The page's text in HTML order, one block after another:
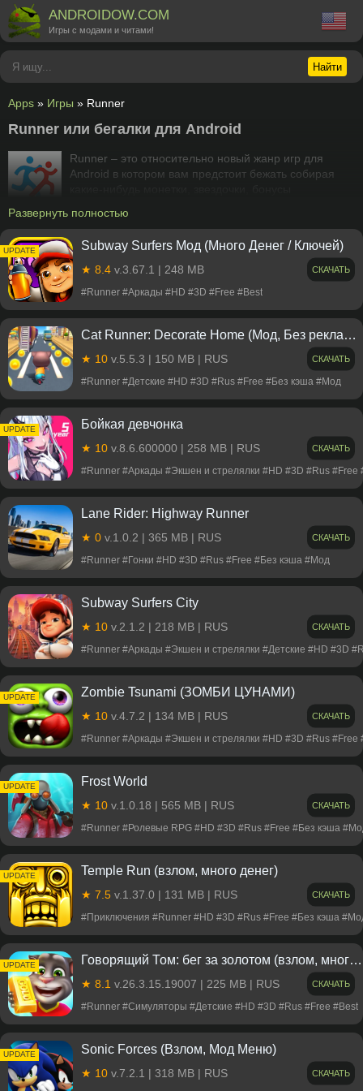
ANDROIDOW.COM
Игры с модами и читами!
Найти
Apps » Игры » Runner
Runner или бегалки для Android
Runner – это относительно новый жанр игр для
Android в котором вам предстоит бежать собирая
поворотов. В таких играх главная цель дойти до финиша
собрав максимальное число очков, а в некоторых и успеть
вовремя. Бесплатно скачать игры Runner вы можете ниже в
каталоге.
Развернуть полностью
Subway Surfers Мод (Много Денег / Ключей)
★ 8.4 v.3.67.1 | 248 MB
#Runner #Аркады #HD #3D #Free #Best
UPDATE
СКАЧАТЬ
Cat Runner: Decorate Home (Мод, Без рекламы)
★ 10 v.5.5.3 | 150 MB | RUS
#Runner #Детские #HD #3D #Rus #Free #Без кэша #Мод
СКАЧАТЬ
Бойкая девчонка
★ 10 v.8.6.600000 | 258 MB | RUS
#Runner #Аркады #Экшен и стрелялки #HD #3D #Rus
UPDATE
СКАЧАТЬ
Lane Rider: Highway Runner
★ 0 v.1.0.2 | 365 MB | RUS
#Runner #Гонки #HD #3D #Rus #Free #Без кэша #Мод
СКАЧАТЬ
Subway Surfers City
★ 10 v.2.1.2 | 218 MB | RUS
#Runner #Аркады #Экшен и стрелялки #Детские #HD #3D
СКАЧАТЬ
Zombie Tsunami (ЗОМБИ ЦУНАМИ)
★ 10 v.4.7.2 | 134 MB | RUS
#Runner #Аркады #Экшен и стрелялки #HD #3D #Rus
UPDATE
СКАЧАТЬ
Frost World
★ 10 v.1.0.18 | 565 MB | RUS
#Runner #Ролевые RPG #HD #3D #Rus #Free #Без кэша
UPDATE
СКАЧАТЬ
Temple Run (взлом, много денег)
★ 7.5 v.1.37.0 | 131 MB | RUS
#Приключения #Runner #HD #3D #Rus #Free #Без кэша
UPDATE
СКАЧАТЬ
Говорящий Том: бег за золотом (взлом, много денег)
★ 8.1 v.26.3.15.19007 | 225 MB | RUS
#Runner #Симуляторы #Детские #HD #3D #Rus #Free #Best
UPDATE
СКАЧАТЬ
Sonic Forces (Взлом, Мод Меню)
★ 10 v.7.2.1 | 318 MB | RUS
UPDATE
СКАЧАТЬ